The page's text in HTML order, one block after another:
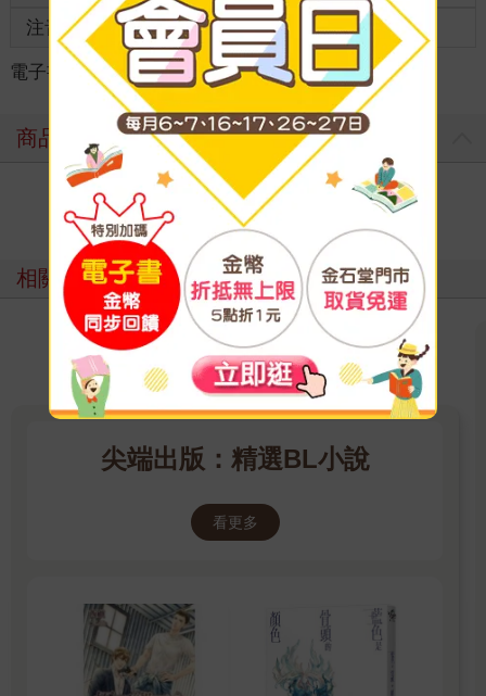
注音 級別
電子書 ＞ 漫畫 ＞ GL /百合 ＞ GL /百合
商品評價
寫評價
相關主題
尖端出版：精選BL小說
看更多